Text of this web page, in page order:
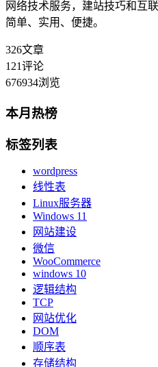
网络技术服务，建站技巧和互
简单、实用、便捷。
326文章
121评论
676934浏览
本月热榜
标签列表
wordpress
线性表
Linux服务器
Windows 11
网站建设
微信
WooCommerce
windows 10
逻辑结构
TCP
网站优化
DOM
顺序表
存储结构